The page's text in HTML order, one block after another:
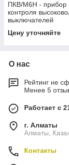
ПКВ/М6Н - прибор
контроля
выключателей
Цену уточняйте
О нас
Рейтинг не
Менее 5
Работает с
г. Алматы
Алматы,
Контакты